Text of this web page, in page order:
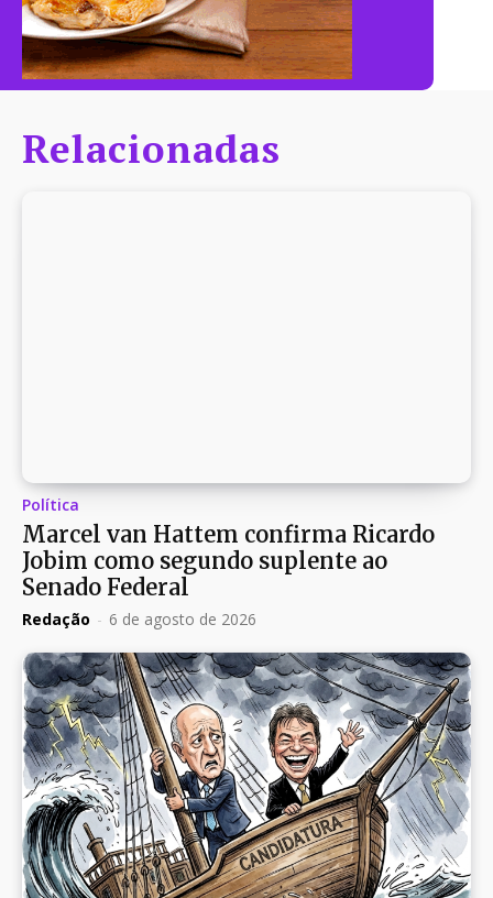
Relacionadas
Política
Marcel van Hattem confirma Ricardo
Jobim como segundo suplente ao
Senado Federal
Redação - 6 de agosto de 2026